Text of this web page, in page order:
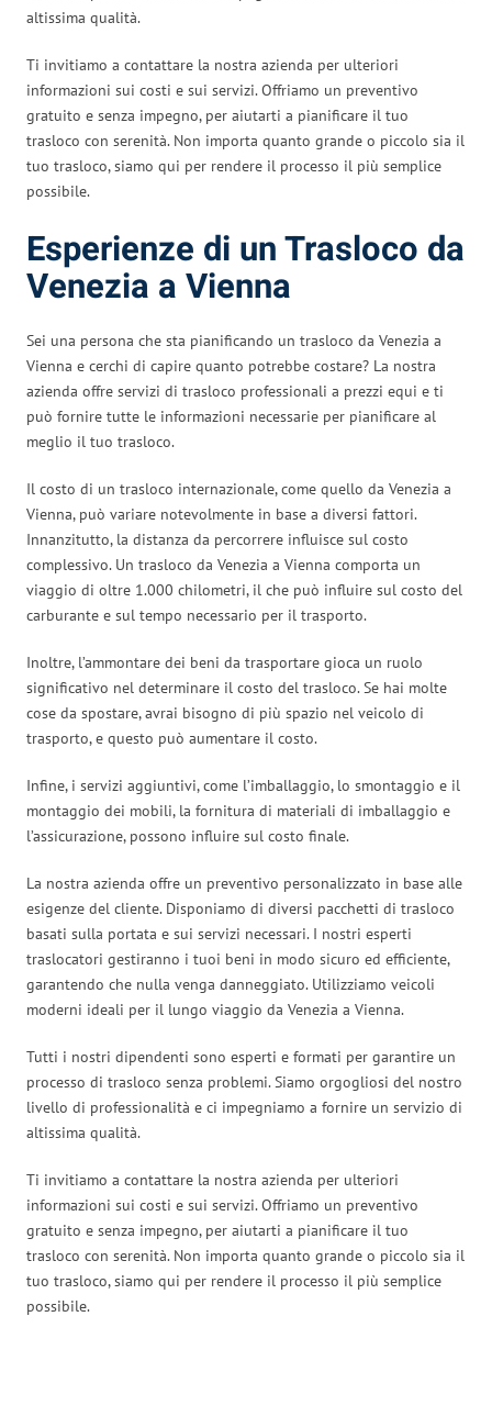
altissima qualità.
Ti invitiamo a contattare la nostra azienda per ulteriori
informazioni sui costi e sui servizi. Offriamo un preventivo
gratuito e senza impegno, per aiutarti a pianificare il tuo
trasloco con serenità. Non importa quanto grande o piccolo sia il
tuo trasloco, siamo qui per rendere il processo il più semplice
possibile.
Esperienze di un Trasloco da
Venezia a Vienna
Sei una persona che sta pianificando un trasloco da Venezia a
Vienna e cerchi di capire quanto potrebbe costare? La nostra
azienda offre servizi di trasloco professionali a prezzi equi e ti
può fornire tutte le informazioni necessarie per pianificare al
meglio il tuo trasloco.
Il costo di un trasloco internazionale, come quello da Venezia a
Vienna, può variare notevolmente in base a diversi fattori.
Innanzitutto, la distanza da percorrere influisce sul costo
complessivo. Un trasloco da Venezia a Vienna comporta un
viaggio di oltre 1.000 chilometri, il che può influire sul costo del
carburante e sul tempo necessario per il trasporto.
Inoltre, l’ammontare dei beni da trasportare gioca un ruolo
significativo nel determinare il costo del trasloco. Se hai molte
cose da spostare, avrai bisogno di più spazio nel veicolo di
trasporto, e questo può aumentare il costo.
Infine, i servizi aggiuntivi, come l’imballaggio, lo smontaggio e il
montaggio dei mobili, la fornitura di materiali di imballaggio e
l’assicurazione, possono influire sul costo finale.
La nostra azienda offre un preventivo personalizzato in base alle
esigenze del cliente. Disponiamo di diversi pacchetti di trasloco
basati sulla portata e sui servizi necessari. I nostri esperti
traslocatori gestiranno i tuoi beni in modo sicuro ed efficiente,
garantendo che nulla venga danneggiato. Utilizziamo veicoli
moderni ideali per il lungo viaggio da Venezia a Vienna.
Tutti i nostri dipendenti sono esperti e formati per garantire un
processo di trasloco senza problemi. Siamo orgogliosi del nostro
livello di professionalità e ci impegniamo a fornire un servizio di
altissima qualità.
Ti invitiamo a contattare la nostra azienda per ulteriori
informazioni sui costi e sui servizi. Offriamo un preventivo
gratuito e senza impegno, per aiutarti a pianificare il tuo
trasloco con serenità. Non importa quanto grande o piccolo sia il
tuo trasloco, siamo qui per rendere il processo il più semplice
possibile.